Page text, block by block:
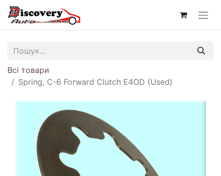
Всі товари
Spring, C-6 Forward Clutch E4OD (Used)